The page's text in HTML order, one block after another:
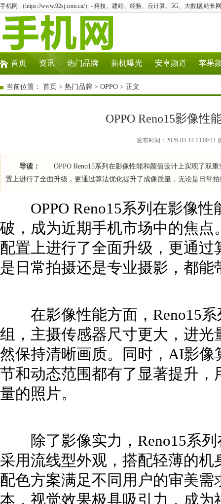
手机网 （https://www.92sj.com.cn/）- 科技、建站、经验、云计算、5G、大数据,站长
首页 资讯 热门品牌 新机曝光 安卓频道 苹果
当前位置： 首页 > 热门品牌 > OPPO > 正文
OPPO Reno15影像性
发布时间：2026-03-14 13:00:11
导读：
OPPO Reno15系列在影像性能和颜值设计上实现了双
置上进行了全面升级，更通过算法优化提升了成像质量，无论是日常
OPPO Reno15系列在影像性
破，成为近期手机市场中的焦
配置上进行了全面升级，更通
是日常拍摄还是专业摄影，都能
在影像性能方面，Reno15系
组，主摄传感器尺寸更大，进
然保持清晰画质。同时，AI影
节和动态范围都有了显著提升
量的照片。
除了影像实力，Reno15系列
采用流线型外观，搭配轻薄的
配色方案满足不同用户的审美
本，视觉效果极具吸引力，成